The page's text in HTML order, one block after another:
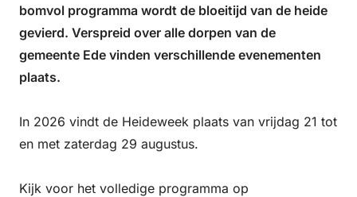
bomvol programma wordt de bloeitijd van de heide
gevierd. Verspreid over alle dorpen van de
gemeente Ede vinden verschillende evenementen
plaats.
In 2026 vindt de Heideweek plaats van vrijdag 21 tot
en met zaterdag 29 augustus.
Kijk voor het volledige programma op